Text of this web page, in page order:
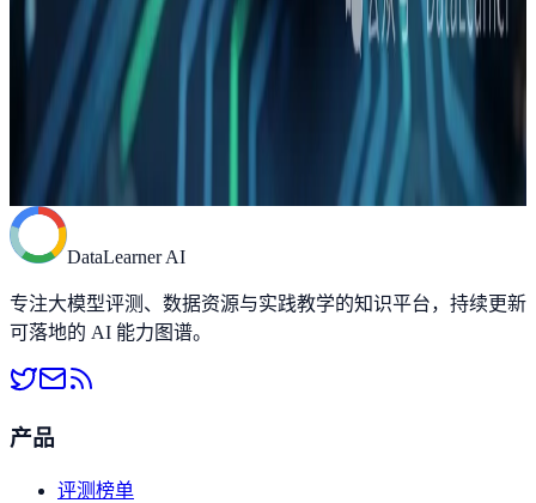
[翻译]应用到文本领域的卷积方法
大模型可以运营自动售货机吗？Anthropic的Project Vend
实验：Claude能成功经营一家小店吗？答案是亏损严重
还会免费赠送商品！
指标函数（Metrics Function）和损失函数（Loss
Function）的区别是什么？
DataLearner AI
专注大模型评测、数据资源与实践教学的知识平台，持续更新
可落地的 AI 能力图谱。
产品
评测榜单